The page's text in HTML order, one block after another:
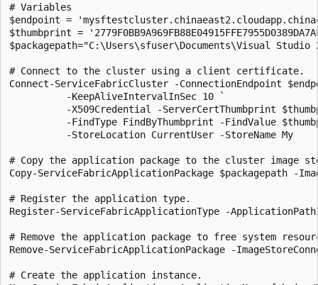
# Variables
$endpoint =
$thumbprint =
$packagepath="C:\Users\sfuser\Documents\Visual
# Connect to the cluster using a client certificate.
Connect-ServiceFabricCluster -ConnectionEndpoint
          -KeepAliveIntervalInSec 10 `
-X509Credential -ServerCertThumbprint
-FindType FindByThumbprint -FindValue
          -StoreLocation CurrentUser -StoreName My
# Copy the application package to the cluster image
Copy-ServiceFabricApplicationPackage $packagepath -
# Register the application type.
Register-ServiceFabricApplicationType -
# Remove the application package to free system
Remove-ServiceFabricApplicationPackage -
# Create the application instance.